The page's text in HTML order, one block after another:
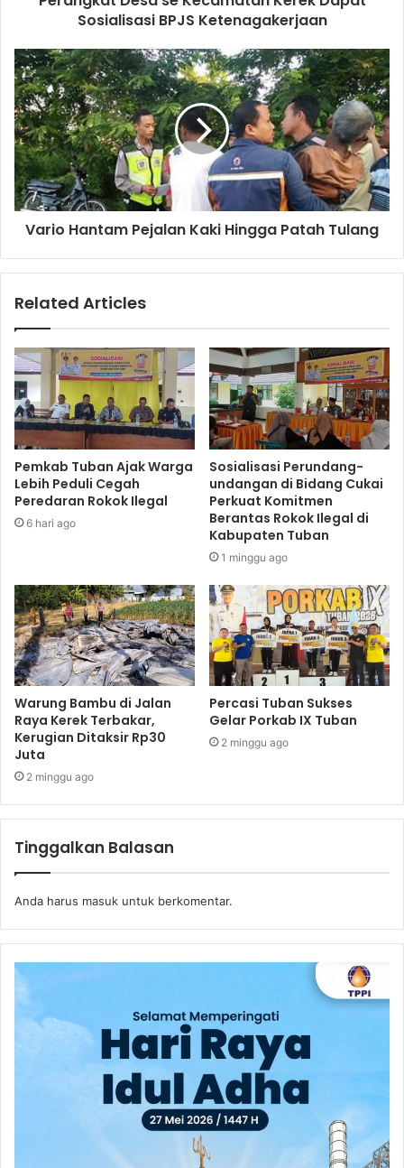
s
s
Sosialisasi BPJS Ketenagakerjaan
Vario Hantam Pejalan Kaki Hingga Patah Tulang
Related Articles
Pemkab Tuban Ajak Warga
Lebih Peduli Cegah
Peredaran Rokok Ilegal
6 hari ago
Sosialisasi Perundang-
undangan di Bidang Cukai
Perkuat Komitmen
Berantas Rokok Ilegal di
Kabupaten Tuban
1 minggu ago
Warung Bambu di Jalan
Raya Kerek Terbakar,
Kerugian Ditaksir Rp30
Juta
2 minggu ago
Percasi Tuban Sukses
Gelar Porkab IX Tuban
2 minggu ago
Tinggalkan Balasan
Anda harus masuk untuk berkomentar.